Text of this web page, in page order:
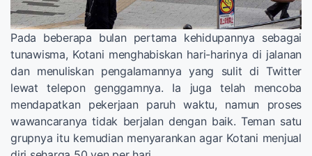
Pada beberapa bulan pertama kehidupannya sebagai
tunawisma, Kotani menghabiskan hari-harinya di jalanan
dan menuliskan pengalamannya yang sulit di Twitter
lewat telepon genggamnya. Ia juga telah mencoba
mendapatkan pekerjaan paruh waktu, namun proses
wawancaranya tidak berjalan dengan baik. Teman satu
grupnya itu kemudian menyarankan agar Kotani menjual